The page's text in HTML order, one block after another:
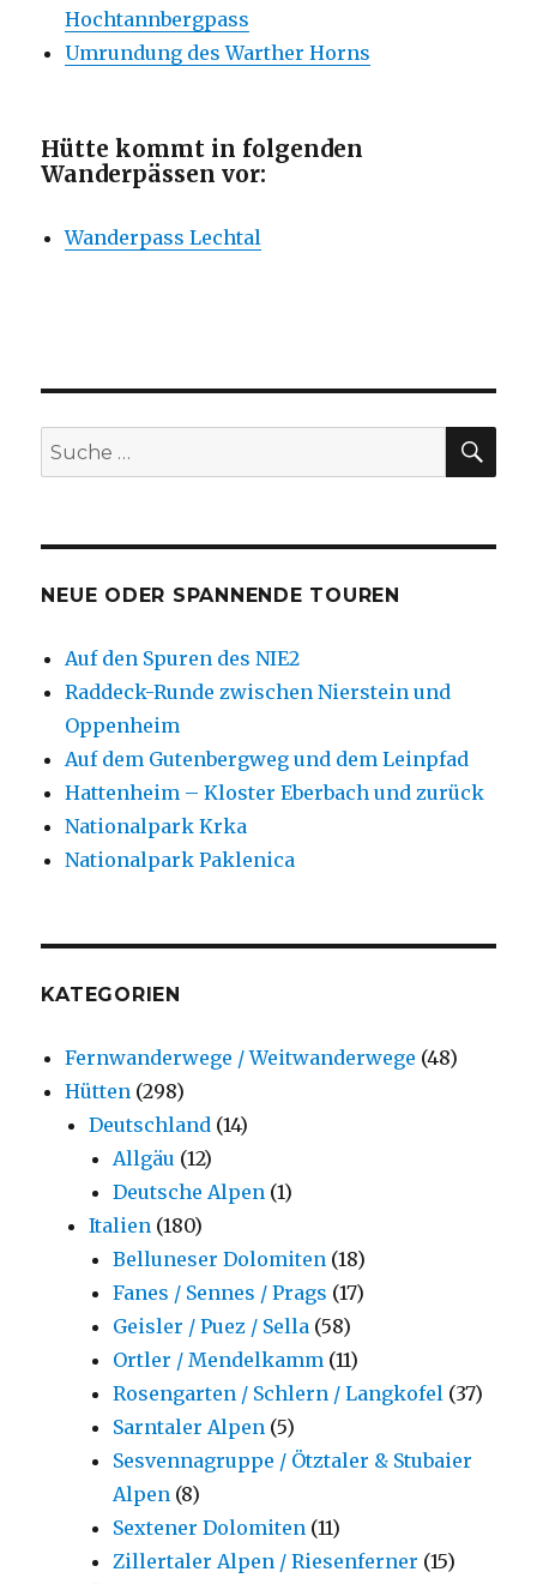
Hochtannbergpass
Umrundung des Warther Horns
Hütte kommt in folgenden
Wanderpässen vor:
Wanderpass Lechtal
Suche
nach:
NEUE ODER SPANNENDE TOUREN
Auf den Spuren des NIE2
Raddeck-Runde zwischen Nierstein und
Oppenheim
Auf dem Gutenbergweg und dem Leinpfad
Hattenheim – Kloster Eberbach und zurück
Nationalpark Krka
Nationalpark Paklenica
KATEGORIEN
Fernwanderwege / Weitwanderwege (48)
Hütten (298)
Deutschland (14)
Allgäu (12)
Deutsche Alpen (1)
Italien (180)
Belluneser Dolomiten (18)
Fanes / Sennes / Prags (17)
Geisler / Puez / Sella (58)
Ortler / Mendelkamm (11)
Rosengarten / Schlern / Langkofel (37)
Sarntaler Alpen (5)
Sesvennagruppe / Ötztaler & Stubaier
Alpen (8)
Sextener Dolomiten (11)
Zillertaler Alpen / Riesenferner (15)